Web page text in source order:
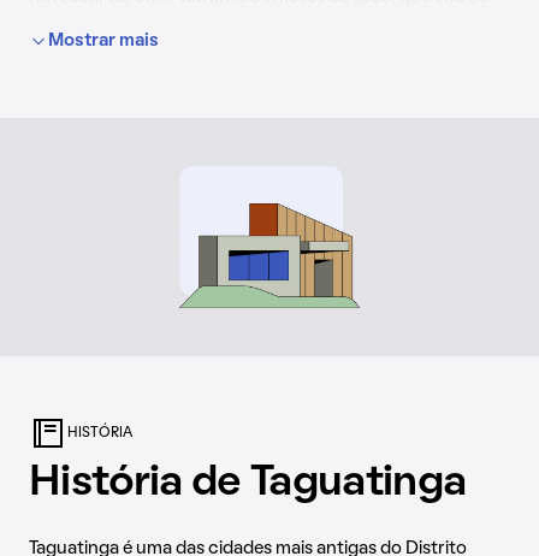
Mostrar mais
HISTÓRIA
História de Taguatinga
Taguatinga é uma das cidades mais antigas do Distrito